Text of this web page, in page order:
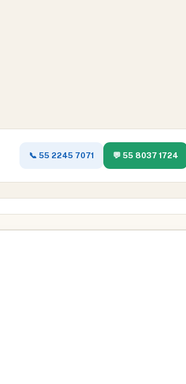
📞 55 2245 7071 💬 55 8037 1724